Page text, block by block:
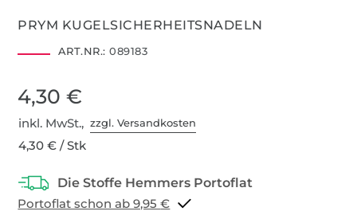
PRYM KUGELSICHERHEITSNADELN
ART.NR.: 089183
4,30 €
inkl. MwSt.,zzgl. Versandkosten
4,30 € / Stk
Portoflat schon ab 9,95 €